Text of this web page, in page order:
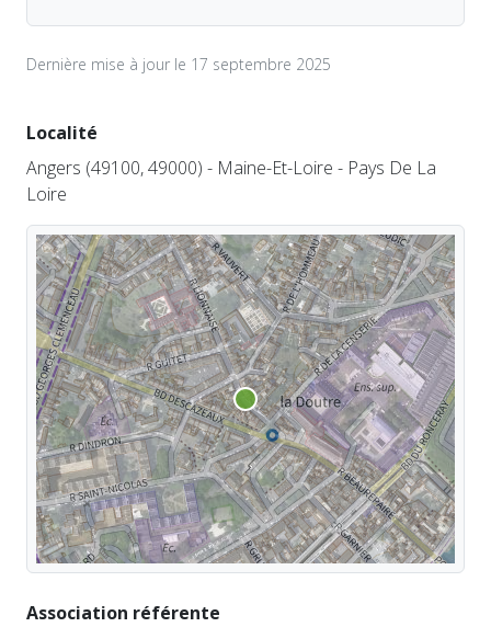
Dernière mise à jour le 17 septembre 2025
Localité
Angers (49100, 49000) - Maine-Et-Loire - Pays De La
Loire
Association référente